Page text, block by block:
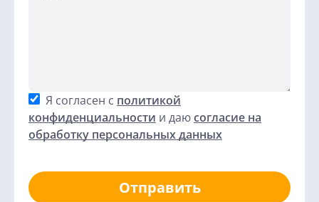
Я согласен с политикой
конфиденциальности и даюсогласие на
обработку персональных данных
Отправить